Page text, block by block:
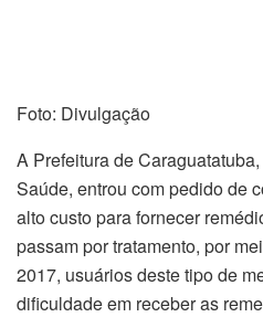
Foto: Divulgação
A Prefeitura de
Saúde, entrou com pedido de
alto custo para fornecer
passam por tratamento, por
2017, usuários deste tipo de
dificuldade em receber as